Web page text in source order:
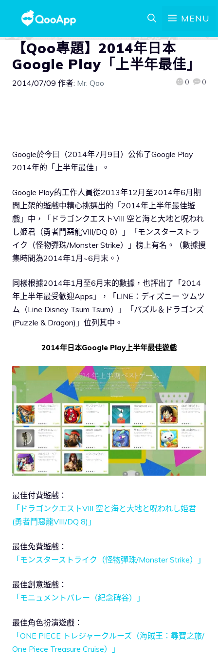
MENU
【Qoo專題】2014年日本
Google Play「上半年最佳」
2014/07/09 作者: Mr. Qoo 0 0
Google於今日（2014年7月9日）公佈了Google Play
2014年的「上半年最佳」。
Google Play的工作人員從2013年12月至2014年6月期
間上架的遊戲中精心挑選出的「2014年上半年最佳遊
戲」中，「ドラゴンクエストVIII 空と海と大地と呪われ
し姫君（勇者鬥惡龍VIII/DQ 8）」「モンスターストラ
イク（怪物彈珠/Monster Strike）」榜上有名。（數據搜
集時間為2014年1月~6月末。）
同樣根據2014年1月至6月末的數據，也評出了「2014
年上半年最受歡迎Apps」，「LINE：ディズニー ツムツ
ム（Line Disney Tsum Tsum）」「パズル＆ドラゴンズ
(Puzzle & Dragon)」位列其中。
2014年日本Google Play上半年最佳遊戲
最佳付費遊戲：
「ドラゴンクエストVIII 空と海と大地と呪われし姫君
(勇者鬥惡龍VIII/DQ 8)」
最佳免費遊戲：
「モンスターストライク（怪物彈珠/Monster Strike）」
最佳創意遊戲：
「モニュメントバレー（紀念碑谷）」
最佳角色扮演遊戲：
「ONE PIECE トレジャークルーズ（海賊王：尋寶之旅/
One Piece Treasure Cruise）」